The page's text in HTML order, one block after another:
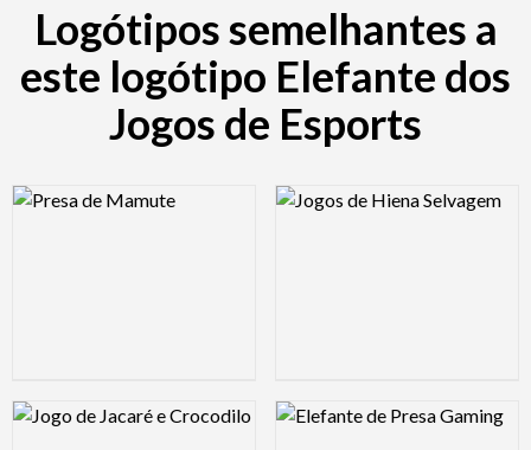
Logótipos semelhantes a
este logótipo Elefante dos
Jogos de Esports
Logo Preview Image Logo Preview Image
Logo Preview Image Logo Preview Image